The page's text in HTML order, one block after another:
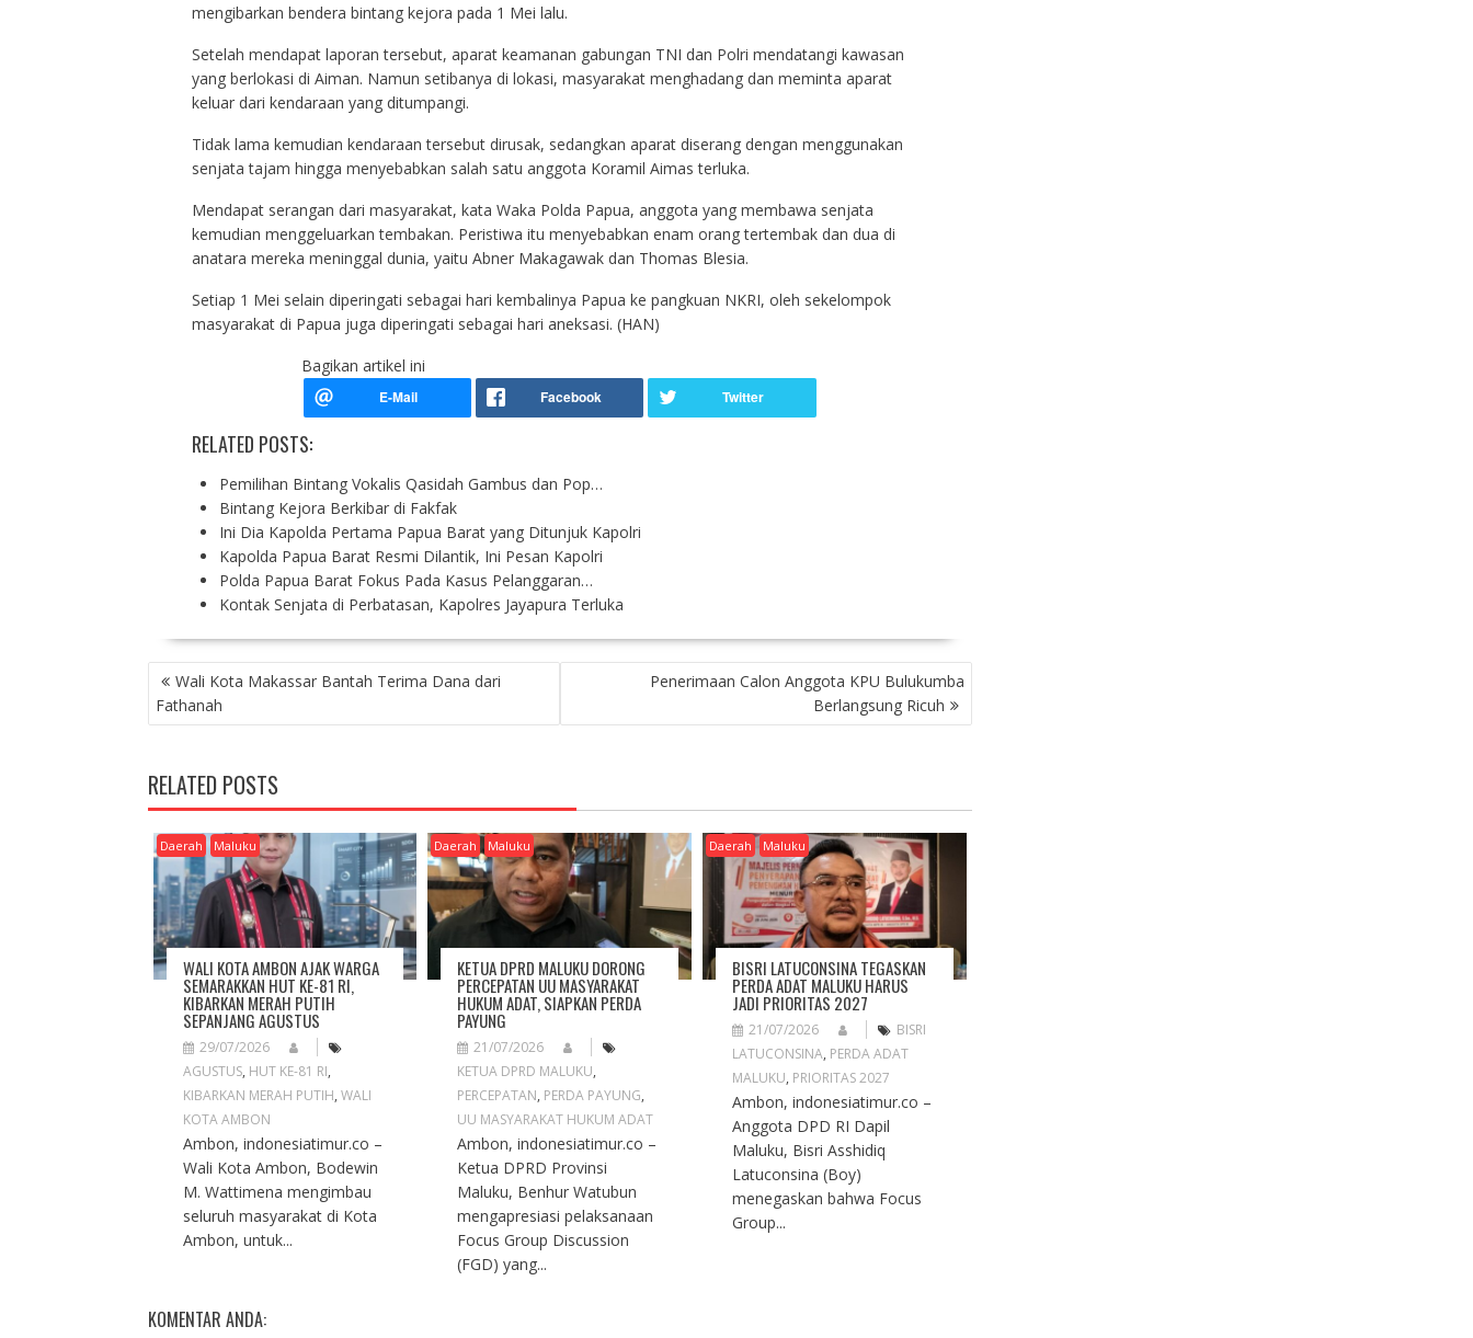
mengibarkan bendera bintang kejora pada 1 Mei lalu.
Setelah mendapat laporan tersebut, aparat keamanan gabungan TNI dan Polri mendatangi kawasan
yang berlokasi di Aiman. Namun setibanya di lokasi, masyarakat menghadang dan meminta aparat
keluar dari kendaraan yang ditumpangi.
Tidak lama kemudian kendaraan tersebut dirusak, sedangkan aparat diserang dengan menggunakan
senjata tajam hingga menyebabkan salah satu anggota Koramil Aimas terluka.
Mendapat serangan dari masyarakat, kata Waka Polda Papua, anggota yang membawa senjata
kemudian menggeluarkan tembakan. Peristiwa itu menyebabkan enam orang tertembak dan dua di
anatara mereka meninggal dunia, yaitu Abner Makagawak dan Thomas Blesia.
Setiap 1 Mei selain diperingati sebagai hari kembalinya Papua ke pangkuan NKRI, oleh sekelompok
masyarakat di Papua juga diperingati sebagai hari aneksasi. (HAN)
Bagikan artikel ini
RELATED POSTS:
Pemilihan Bintang Vokalis Qasidah Gambus dan Pop…
Bintang Kejora Berkibar di Fakfak
Ini Dia Kapolda Pertama Papua Barat yang Ditunjuk Kapolri
Kapolda Papua Barat Resmi Dilantik, Ini Pesan Kapolri
Polda Papua Barat Fokus Pada Kasus Pelanggaran…
Kontak Senjata di Perbatasan, Kapolres Jayapura Terluka
P
O
S
N
A
V
G
A
T
O
N
Wali Kota Makassar Bantah Terima Dana dari
Fathanah
Penerimaan Calon Anggota KPU Bulukumba
Berlangsung Ricuh
RELATED POSTS
Daerah Maluku
WALI KOTA AMBON AJAK WARGA
SEMARAKKAN HUT KE-81 RI,
KIBARKAN MERAH PUTIH
SEPANJANG AGUSTUS
29/07/2026
AGUSTUS, HUT KE-81 RI,
KIBARKAN MERAH PUTIH, WALI
KOTA AMBON
Ambon, indonesiatimur.co –
Wali Kota Ambon, Bodewin
M. Wattimena mengimbau
seluruh masyarakat di Kota
Ambon, untuk...
Daerah Maluku
KETUA DPRD MALUKU DORONG
PERCEPATAN UU MASYARAKAT
HUKUM ADAT, SIAPKAN PERDA
PAYUNG
21/07/2026
KETUA DPRD MALUKU,
PERCEPATAN, PERDA PAYUNG,
UU MASYARAKAT HUKUM ADAT
Ambon, indonesiatimur.co –
Ketua DPRD Provinsi
Maluku, Benhur Watubun
mengapresiasi pelaksanaan
Focus Group Discussion
(FGD) yang...
Daerah Maluku
BISRI LATUCONSINA TEGASKAN
PERDA ADAT MALUKU HARUS
JADI PRIORITAS 2027
21/07/2026
BISRI
LATUCONSINA, PERDA ADAT
MALUKU, PRIORITAS 2027
Ambon, indonesiatimur.co –
Anggota DPD RI Dapil
Maluku, Bisri Asshidiq
Latuconsina (Boy)
menegaskan bahwa Focus
Group...
KOMENTAR ANDA: